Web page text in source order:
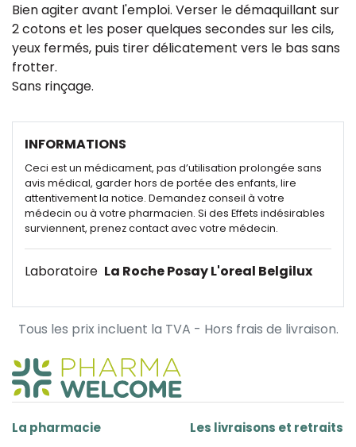
Bien agiter avant l'emploi. Verser le démaquillant sur
2 cotons et les poser quelques secondes sur les cils,
yeux fermés, puis tirer délicatement vers le bas sans
frotter.
Sans rinçage.
INFORMATIONS
Ceci est un médicament, pas d’utilisation prolongée sans
avis médical, garder hors de portée des enfants, lire
attentivement la notice. Demandez conseil à votre
médecin ou à votre pharmacien. Si des Effets indésirables
surviennent, prenez contact avec votre médecin.
Laboratoire La Roche Posay L'oreal Belgilux
Tous les prix incluent la TVA - Hors frais de livraison.
La pharmacie Les livraisons et retraits